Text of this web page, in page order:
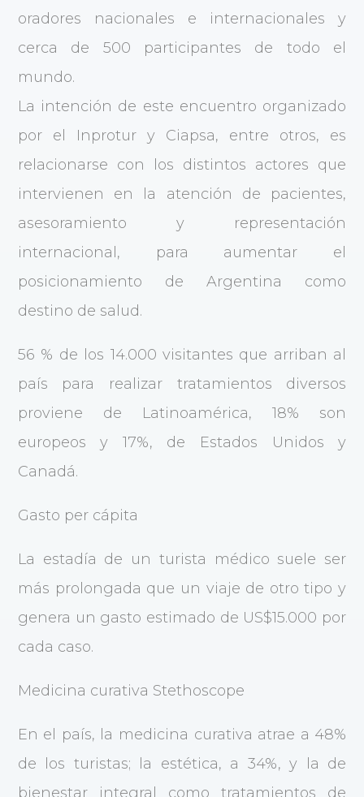
oradores nacionales e internacionales y
cerca de 500 participantes de todo el
mundo.
La intención de este encuentro organizado
por el Inprotur y Ciapsa, entre otros, es
relacionarse con los distintos actores que
intervienen en la atención de pacientes,
asesoramiento y representación
internacional, para aumentar el
posicionamiento de Argentina como
destino de salud.
56 % de los 14.000 visitantes que arriban al
país para realizar tratamientos diversos
proviene de Latinoamérica, 18% son
europeos y 17%, de Estados Unidos y
Canadá.
Gasto per cápita
La estadía de un turista médico suele ser
más prolongada que un viaje de otro tipo y
genera un gasto estimado de US$15.000 por
cada caso.
Medicina curativa Stethoscope
En el país, la medicina curativa atrae a 48%
de los turistas; la estética, a 34%, y la de
bienestar integral como tratamientos de